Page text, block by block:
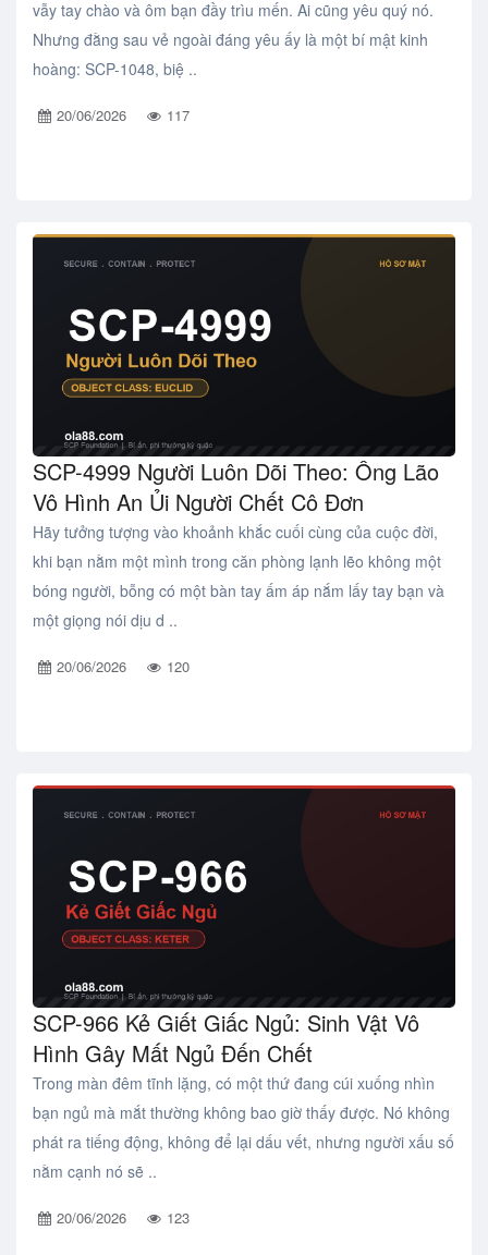
vẫy tay chào và ôm bạn đầy trìu mến. Ai cũng yêu quý nó.
Nhưng đằng sau vẻ ngoài đáng yêu ấy là một bí mật kinh
hoàng: SCP-1048, biệ ..
20/06/2026 117
SCP-4999 Người Luôn Dõi Theo: Ông Lão
Vô Hình An Ủi Người Chết Cô Đơn
Hãy tưởng tượng vào khoảnh khắc cuối cùng của cuộc đời,
khi bạn nằm một mình trong căn phòng lạnh lẽo không một
bóng người, bỗng có một bàn tay ấm áp nắm lấy tay bạn và
một giọng nói dịu d ..
20/06/2026 120
SCP-966 Kẻ Giết Giấc Ngủ: Sinh Vật Vô
Hình Gây Mất Ngủ Đến Chết
Trong màn đêm tĩnh lặng, có một thứ đang cúi xuống nhìn
bạn ngủ mà mắt thường không bao giờ thấy được. Nó không
phát ra tiếng động, không để lại dấu vết, nhưng người xấu số
nằm cạnh nó sẽ ..
20/06/2026 123